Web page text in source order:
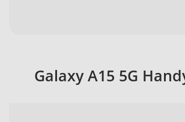
Galaxy A15 5G